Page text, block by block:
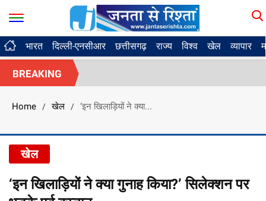
भारत दिल्ली-एनसीआर छत्तीसगढ़ राज्य विश्व खेल व्यापार
BREAKING
Home / खेल / ‘इन खिलाड़ियों ने क्या...
खेल
‘इन खिलाड़ियों ने क्या गुनाह किया?’ सिलेक्शन पर